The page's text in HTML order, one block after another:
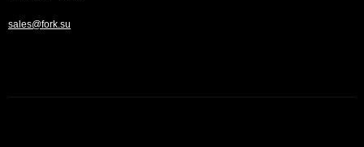
sales@fork.su